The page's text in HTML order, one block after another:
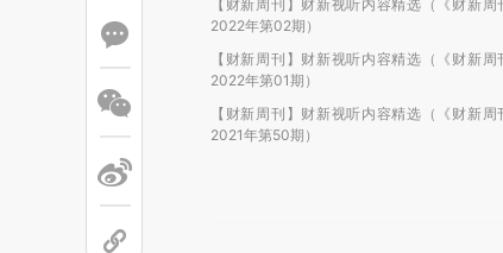
【财新周刊】财新视听内容精选（《财新周
2022年第02期）
【财新周刊】财新视听内容精选（《财新周
2022年第01期）
【财新周刊】财新视听内容精选（《财新周
2021年第50期）